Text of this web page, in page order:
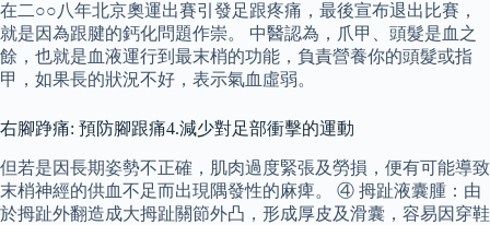
在二○○八年北京奧運出賽引發足跟疼痛，最後宣布退出比賽，
就是因為跟腱的鈣化問題作崇。 中醫認為，爪甲、頭髮是血之
餘，也就是血液運行到最末梢的功能，負責營養你的頭髮或指
甲，如果長的狀況不好，表示氣血虛弱。
右腳踭痛: 預防腳跟痛4.減少對足部衝擊的運動
但若是因長期姿勢不正確，肌肉過度緊張及勞損，便有可能導致
末梢神經的供血不足而出現隅發性的麻痺。 ④ 拇趾液囊腫：由
於拇趾外翻造成大拇趾關節外凸，形成厚皮及滑囊，容易因穿鞋